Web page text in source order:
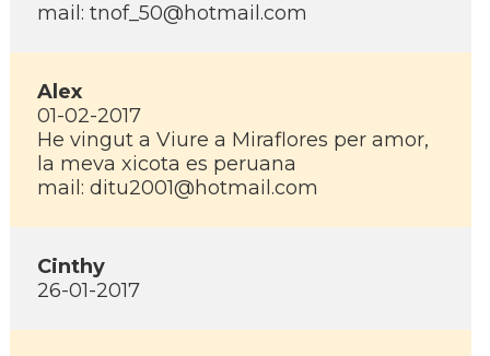
mail: tnof_50@hotmail.com
Alex
01-02-2017
He vingut a Viure a Miraflores per amor,
la meva xicota es peruana
mail: ditu2001@hotmail.com
Cinthy
26-01-2017